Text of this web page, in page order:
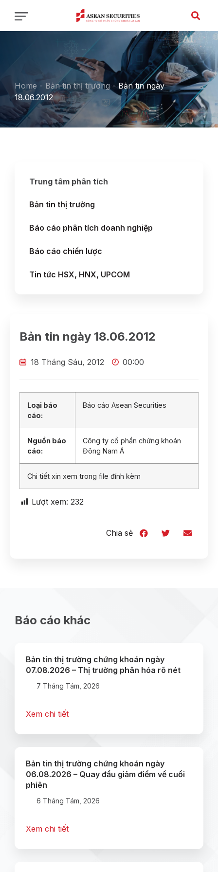
Home - Bản tin thị trường -Bản tin ngày
18.06.2012
Trung tâm phân tích
Bản tin thị trường
Báo cáo phân tích doanh nghiệp
Báo cáo chiến lược
Tin tức HSX, HNX, UPCOM
Bản tin ngày 18.06.2012
18 Tháng Sáu, 2012 00:00
Loại báo
cáo:
Báo cáo Asean Securities
Nguồn báo
cáo:
Công ty cổ phần chứng khoán
Đông Nam Á
Chi tiết xin xem trong file đính kèm
Lượt xem: 232
Chia sẻ
Báo cáo khác
Bản tin thị trường chứng khoán ngày
07.08.2026 – Thị trường phân hóa rõ nét
7 Tháng Tám, 2026
Xem chi tiết
Bản tin thị trường chứng khoán ngày
06.08.2026 – Quay đầu giảm điểm về cuối
phiên
6 Tháng Tám, 2026
Xem chi tiết